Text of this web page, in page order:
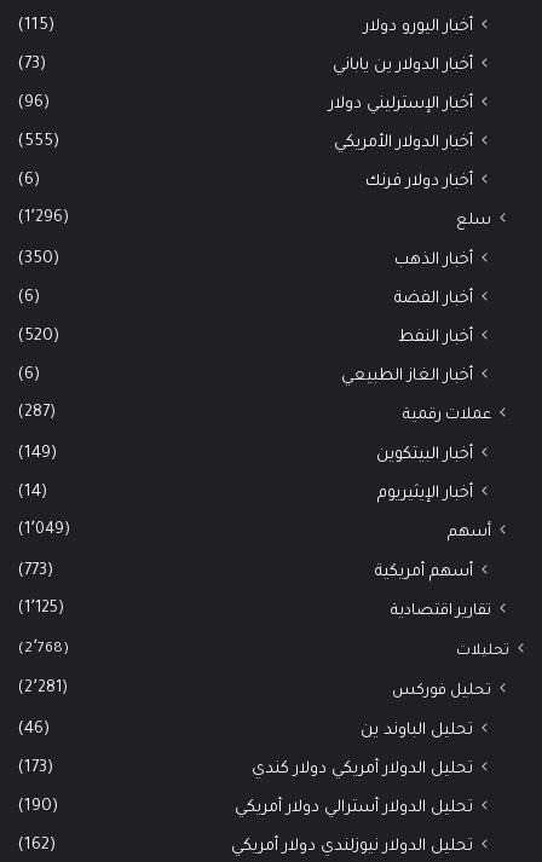
أخبار اليورو دولار (115)
أخبار الدولار ين ياباني (73)
أخبار الإسترليني دولار (96)
أخبار الدولار الأمريكي (555)
أخبار دولار فرنك (6)
سلع (1٬296)
أخبار الذهب (350)
أخبار الفضة (6)
أخبار النفط (520)
أخبار الغاز الطبيعي (6)
عملات رقمية (287)
أخبار البيتكوين (149)
أخبار الإيثيريوم (14)
أسهم (1٬049)
أسهم أمريكية (773)
تقارير اقتصادية (1٬125)
تحليلات (2٬768)
تحليل فوركس (2٬281)
تحليل الباوند ين (46)
تحليل الدولار أمريكي دولار كندي (173)
تحليل الدولار أسترالي دولار أمريكي (190)
تحليل الدولار نيوزلندي دولار أمريكي (162)